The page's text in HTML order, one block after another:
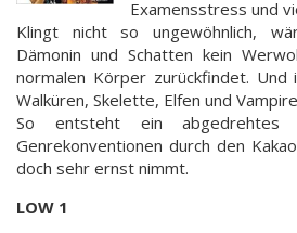
Examensstress und
Klingt nicht so ungewöhnlich,
Dämonin und Schatten kein
normalen Körper zurückfindet. Und
Walküren, Skelette, Elfen und
So entsteht ein abgedrehtes
Genrekonventionen durch den
doch sehr ernst nimmt.
LOW 1